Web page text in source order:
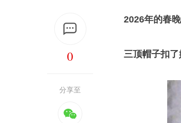
0
分享至
2026年的春
三顶帽子扣